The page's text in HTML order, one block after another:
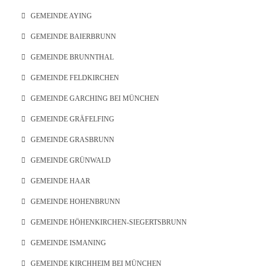
GEMEINDE AYING
GEMEINDE BAIERBRUNN
GEMEINDE BRUNNTHAL
GEMEINDE FELDKIRCHEN
GEMEINDE GARCHING BEI MÜNCHEN
GEMEINDE GRÄFELFING
GEMEINDE GRASBRUNN
GEMEINDE GRÜNWALD
GEMEINDE HAAR
GEMEINDE HOHENBRUNN
GEMEINDE HÖHENKIRCHEN-SIEGERTSBRUNN
GEMEINDE ISMANING
GEMEINDE KIRCHHEIM BEI MÜNCHEN